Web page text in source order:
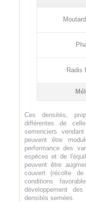
Radis
Ces densités,
différentes de
semenciers
peuvent être
performance des
espèces et de
peuvent être
couvert (récolte
conditions
développement
densités semées.